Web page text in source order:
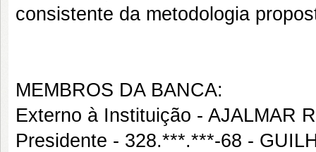
consistente da metodologia
MEMBROS DA BANCA:
Externo à Instituição - AJALMAR
Presidente - 328.***.***-68 -